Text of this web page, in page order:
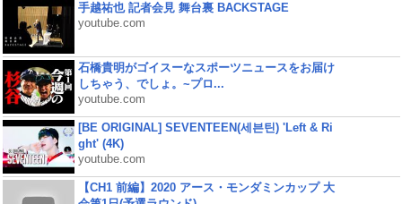
手越祐也 記者会見 舞台裏 BACKSTAGE
youtube.com
石橋貴明がゴイスーなスポーツニュースをお届け
しちゃう、でしょ。~プロ...
youtube.com
[BE ORIGINAL] SEVENTEEN(세븐틴) 'Left & Ri
ght' (4K)
youtube.com
【CH1 前編】2020 アース・モンダミンカップ 大